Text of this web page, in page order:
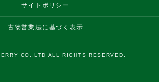
サイトポリシー
古物営業法に基づく表示
CO.,LTD ALL RIGHTS RESERVED.